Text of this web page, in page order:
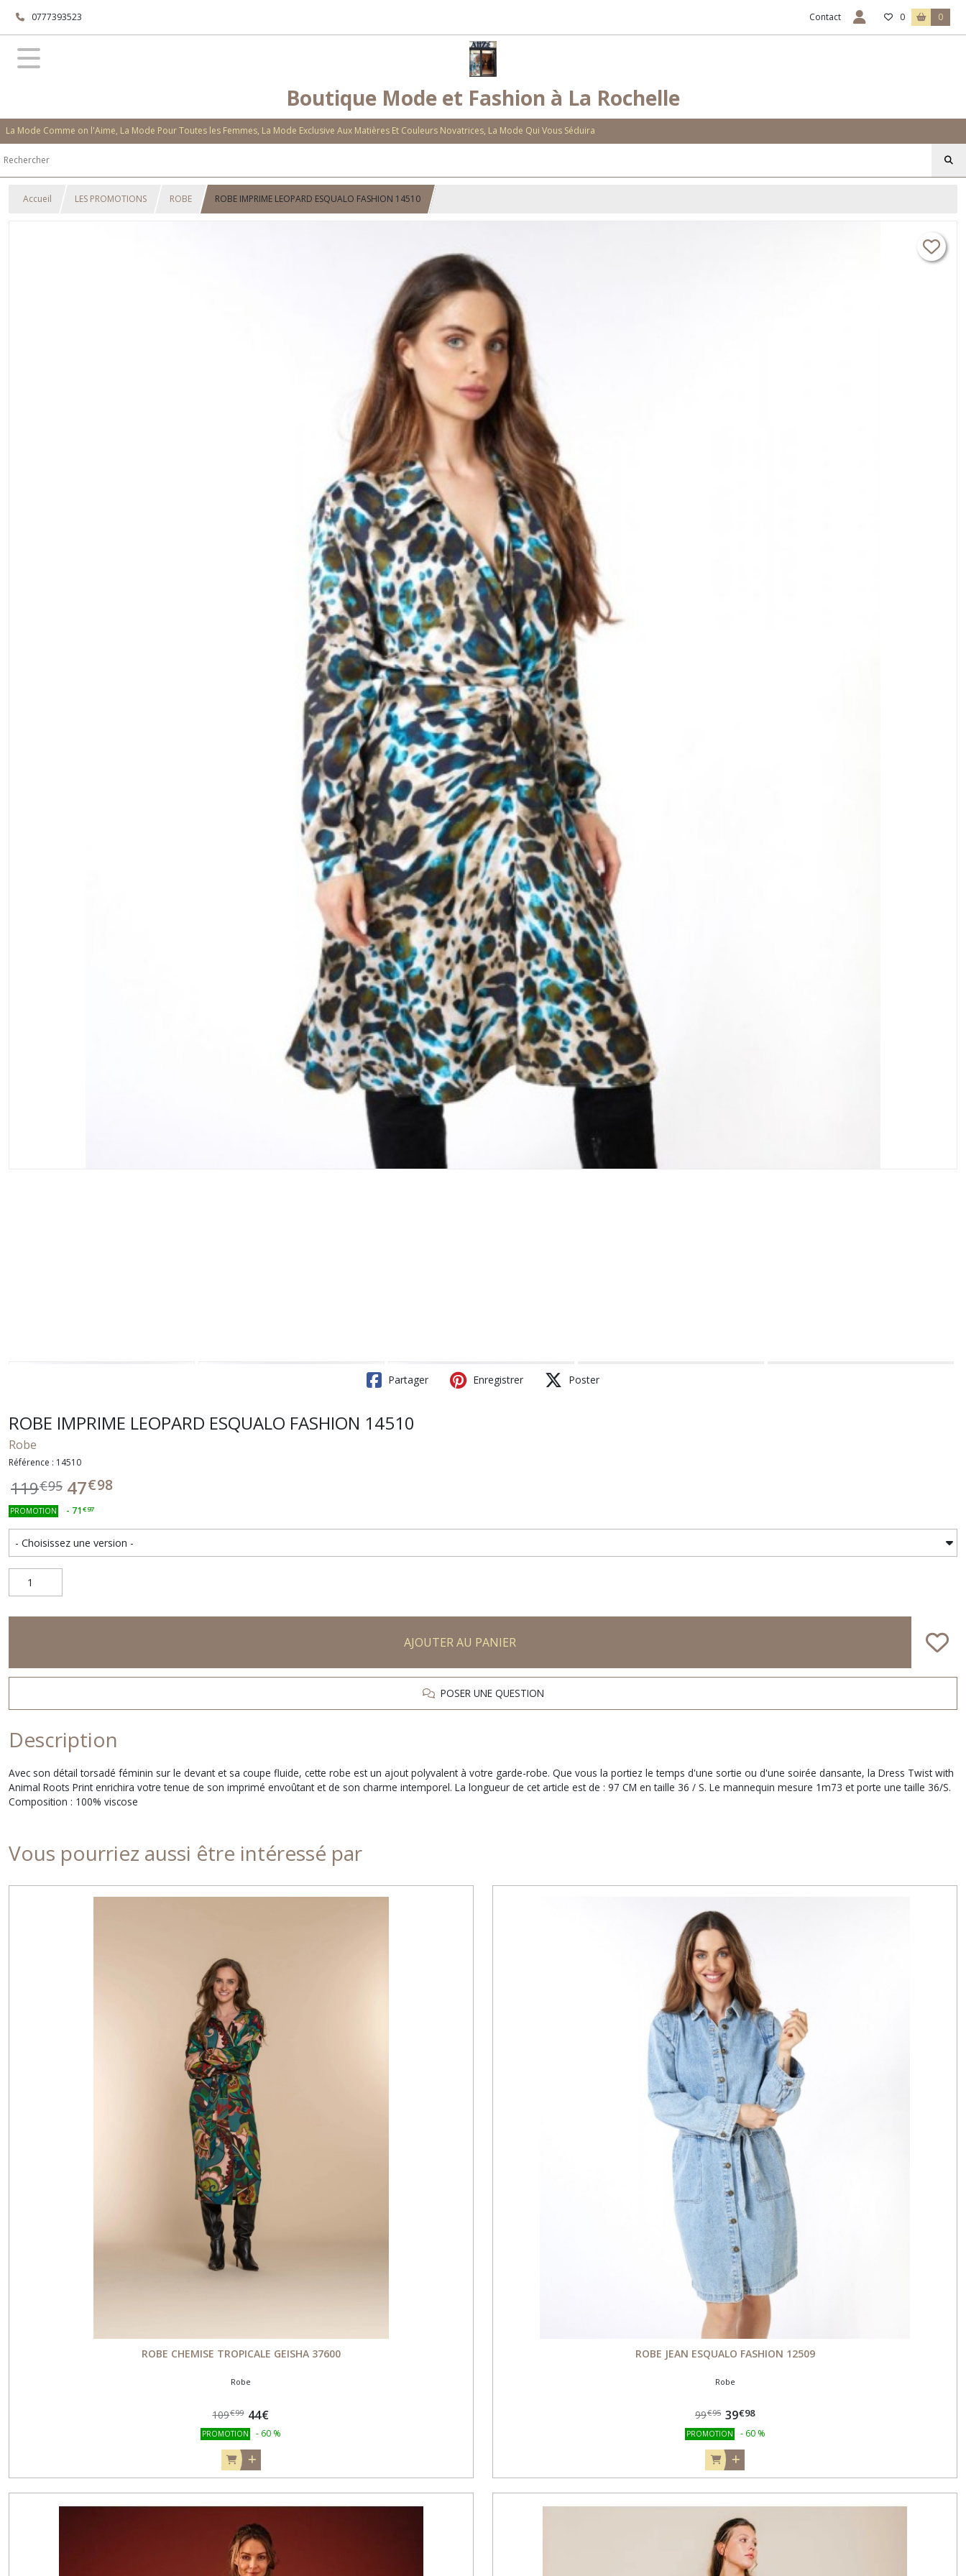
0777393523 Contact 0 0
Boutique Mode et Fashion à La Rochelle
La Mode Comme on l'Aime, La Mode Pour Toutes les Femmes, La Mode Exclusive Aux Matières Et Couleurs Novatrices, La Mode Qui Vous Séduira
Accueil LES PROMOTIONS ROBE ROBE IMPRIME LEOPARD ESQUALO FASHION 14510
Partager Enregistrer Poster
ROBE IMPRIME LEOPARD ESQUALO FASHION 14510
Robe
Référence : 14510
119€95 47€98
PROMOTION - 71€97
AJOUTER AU PANIER
POSER UNE QUESTION
Description
Avec son détail torsadé féminin sur le devant et sa coupe fluide, cette robe est un ajout polyvalent à votre garde-robe. Que vous la portiez le temps d'une sortie ou d'une soirée dansante, la Dress Twist with
Animal Roots Print enrichira votre tenue de son imprimé envoûtant et de son charme intemporel. La longueur de cet article est de : 97 CM en taille 36 / S. Le mannequin mesure 1m73 et porte une taille 36/S.
Composition : 100% viscose
Vous pourriez aussi être intéressé par
ROBE CHEMISE TROPICALE GEISHA 37600
Robe
109€99 44€
PROMOTION - 60 %
ROBE JEAN ESQUALO FASHION 12509
Robe
99€95 39€98
PROMOTION - 60 %